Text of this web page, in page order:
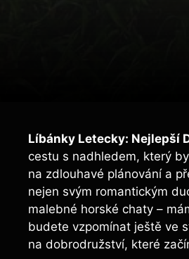
Líbánky Letecky: Nejlepší
cestu s nadhledem, který
na zdlouhavé plánování a
nejen svým romantickým
malebné horské chaty –
budete vzpomínat ještě ve
na dobrodružství, které